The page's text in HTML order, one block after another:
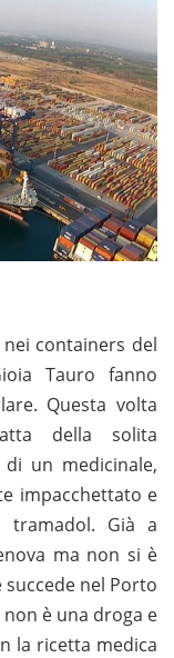
containers del
Tauro fanno
Questa volta
della solita
di un medicinale,
impacchettato e
tramadol. Già a
ma non si è
nel Porto
è una droga e
la ricetta medica